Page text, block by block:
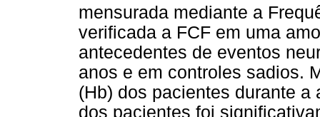
mensurada mediante a
verificada a FCF em uma
antecedentes de eventos
anos e em controles sadios.
(Hb) dos pacientes durante
dos pacientes foi